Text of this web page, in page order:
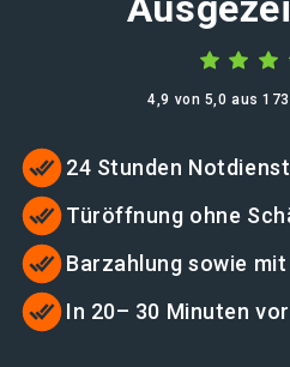
4,9 von 5,0 aus
24 Stunden Notdienst
Türöffnung ohne
Barzahlung sowie
In 20– 30 Minuten